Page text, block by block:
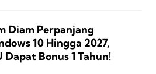
Diam Perpanjang
10 Hingga 2027,
Dapat Bonus 1 Tahun!